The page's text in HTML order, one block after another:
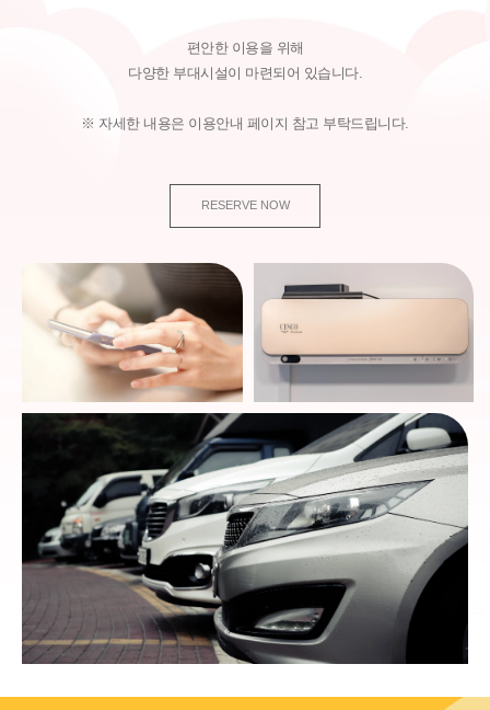
편안한 이용을 위해
다양한 부대시설이 마련되어 있습니다.
※ 자세한 내용은 이용안내 페이지 참고 부탁드립니다.
RESERVE NOW